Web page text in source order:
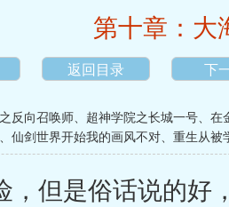
第十章：大
返回目录 下
反向召唤师、 超神学院之长城一号、 在
、 仙剑世界开始我的画风不对、 重生从被
但是俗话说的好